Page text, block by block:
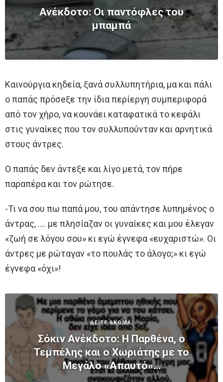
Ανέκδοτο: Οι παντόφλες του
μπαμπά
Καινούργια κηδεία, ξανά συλλυπητήρια, μα και πάλι
ο παπάς πρόσeξε την ίδια περίεργη συμπεριφορά
από τον χήρο, να κουνάει καταφατικά το κεφάλι
στις γυναίκες που τον συλλυπούνταν και αρνητικά
στους άντρες.
Ο παπάς δεν άντεξε και λίγο μετά, τον πήρε
παραπέρα και τον ρώτησε.
-Τι να σου πω παπά μου, του απάντησε λυπημένος ο
άντρας, …. με πλησίαζαν οι γυναίκες και μου έλεγαν
«ζωή σε λόγου σου» κι εγώ έγνεφα «ευχαριστώ». Οι
άντρες με ρώταγαν «το πουλάς το άλογο;» κι εγώ
έγνεφα «όχι»!
ΔΕΙΤΕ ΑΚΟΜΑ:
Σόκιν Ανέκδοτο: Η Παpθένα, ο
Τεμπέλης και ο Χωριάτης με το
Μεγάλο «Απαυτό»…